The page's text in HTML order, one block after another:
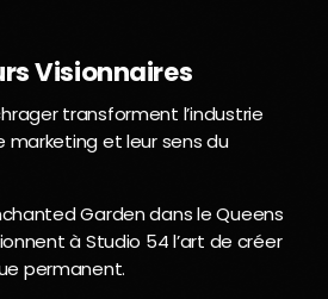
Visionnaires
transforment l’industrie
marketing et leur sens du
Garden dans le Queens
à Studio 54 l’art de créer
permanent.